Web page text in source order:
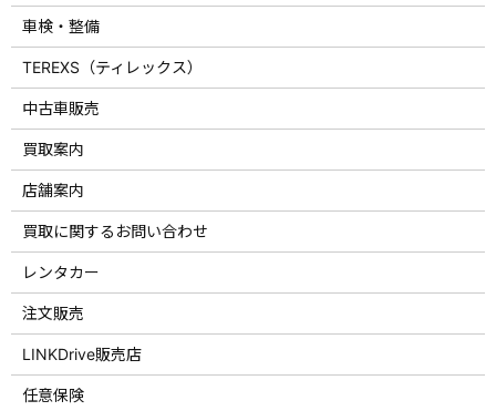
車検・整備
TEREXS（ティレックス）
中古車販売
買取案内
店舗案内
買取に関するお問い合わせ
レンタカー
注文販売
LINKDrive販売店
任意保険